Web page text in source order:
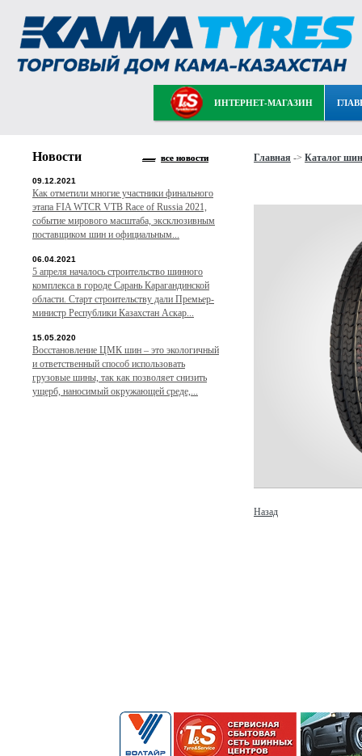
ИНТЕРНЕТ-МАГАЗИН
Главная -> Каталог шин
Назад
Новости все новости
09.12.2021
Как отметили многие участники финального
этапа FIA WTCR VTB Race of Russia 2021,
событие мирового масштаба, эксклюзивным
поставщиком шин и официальным...
06.04.2021
5 апреля началось строительство шинного
комплекса в городе Сарань Карагандинской
области. Старт строительству дали Премьер-
министр Республики Казахстан Аскар...
15.05.2020
Восстановление ЦМК шин – это экологичный
и ответственный способ использовать
грузовые шины, так как позволяет снизить
ущерб, наносимый окружающей среде,...